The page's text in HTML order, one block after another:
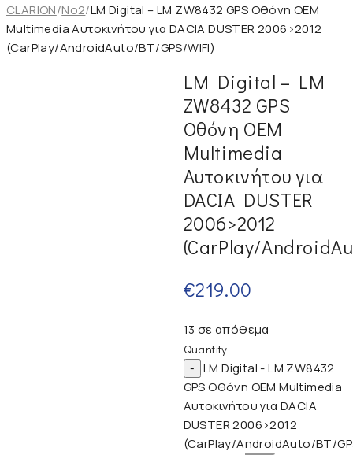
CLARION/No2/LM Digital – LM ZW8432 GPS Οθόνη OEM
Multimedia Αυτοκινήτου για DACIA DUSTER 2006>2012
(CarPlay/AndroidAuto/BT/GPS/WIFI)
LM Digital – LM
ZW8432 GPS
Οθόνη OEM
Multimedia
Αυτοκινήτου για
DACIA DUSTER
2006>2012
(CarPlay/
€219.00
13 σε απόθεμα
Quantity
LM Digital - LM ZW8432
GPS Οθόνη OEM Multimedia
Αυτοκινήτου για DACIA
DUSTER 2006>2012
(CarPlay/AndroidAuto/BT/